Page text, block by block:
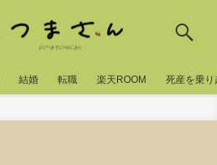
結婚 転職 楽天ROOM 死産を乗り